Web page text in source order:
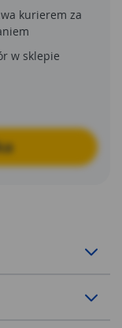
kurierem za
w sklepie